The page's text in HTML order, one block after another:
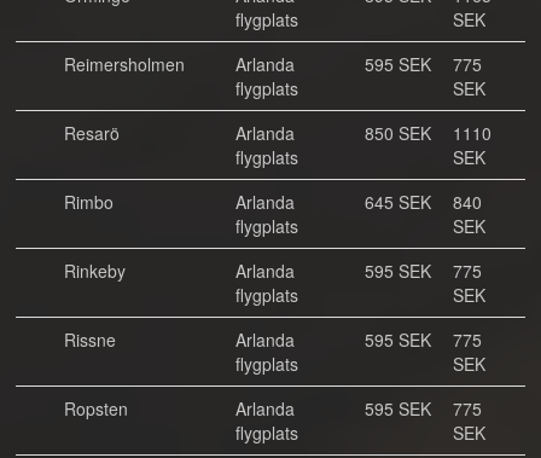
flygplats
SEK
Reimersholmen
Arlanda
flygplats
595 SEK
775
SEK
Resarö
Arlanda
flygplats
850 SEK
1110
SEK
Rimbo
Arlanda
flygplats
645 SEK
840
SEK
Rinkeby
Arlanda
flygplats
595 SEK
775
SEK
Rissne
Arlanda
flygplats
595 SEK
775
SEK
Ropsten
Arlanda
flygplats
595 SEK
775
SEK